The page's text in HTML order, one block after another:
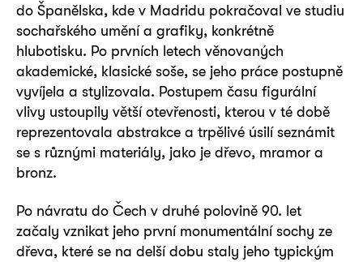
do Španělska, kde v Madridu pokračoval ve studiu
sochařského umění a grafiky, konkrétně
hlubotisku. Po prvních letech věnovaných
akademické, klasické soše, se jeho práce postupně
vyvíjela a stylizovala. Postupem času figurální
vlivy ustoupily větší otevřenosti, kterou v té době
reprezentovala abstrakce a trpělivé úsilí seznámit
se s různými materiály, jako je dřevo, mramor a
bronz.
Po návratu do Čech v druhé polovině 90. let
začaly vznikat jeho první monumentální sochy ze
dřeva, které se na delší dobu staly jeho typickým